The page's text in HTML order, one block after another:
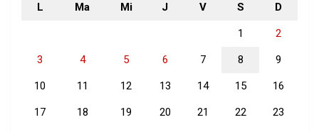
L Ma Mi J V S D
1 2
3 4 5 6 7 8 9
10 11 12 13 14 15 16
17 18 19 20 21 22 23